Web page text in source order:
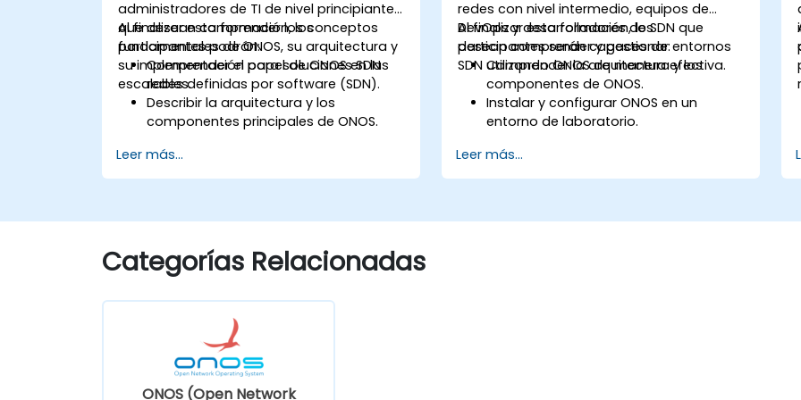
administradores de TI de nivel principiante
que desean comprender los conceptos
fundamentales de ONOS, su arquitectura y
su implementación para soluciones SDN
escalables.
Al finalizar esta formación, los
participantes podrán:
Comprender el papel de ONOS en las
redes definidas por software (SDN).
Describir la arquitectura y los
componentes principales de ONOS.
sistema basado en Linux.
Configurar una red SDN básica
infraestructura de red.
Leer más...
redes con nivel intermedio, equipos de
DevOps y desarrolladores de SDN que
desean comprender y gestionar entornos
SDN utilizando ONOS de manera efectiva.
Al finalizar esta formación, los
participantes serán capaces de:
Comprender la arquitectura y los
componentes de ONOS.
Instalar y configurar ONOS en un
entorno de laboratorio.
para gestionar entornos SDN.
Desplegar, gestionar y resolver
Leer más...
Categorías Relacionadas
ONOS (Open Network